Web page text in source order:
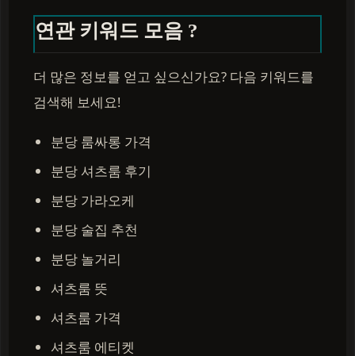
연관 키워드 모음 ?
더 많은 정보를 얻고 싶으신가요? 다음 키워드를
검색해 보세요!
분당 룸싸롱 가격
분당 셔츠룸 후기
분당 가라오케
분당 술집 추천
분당 놀거리
셔츠룸 뜻
셔츠룸 가격
셔츠룸 에티켓